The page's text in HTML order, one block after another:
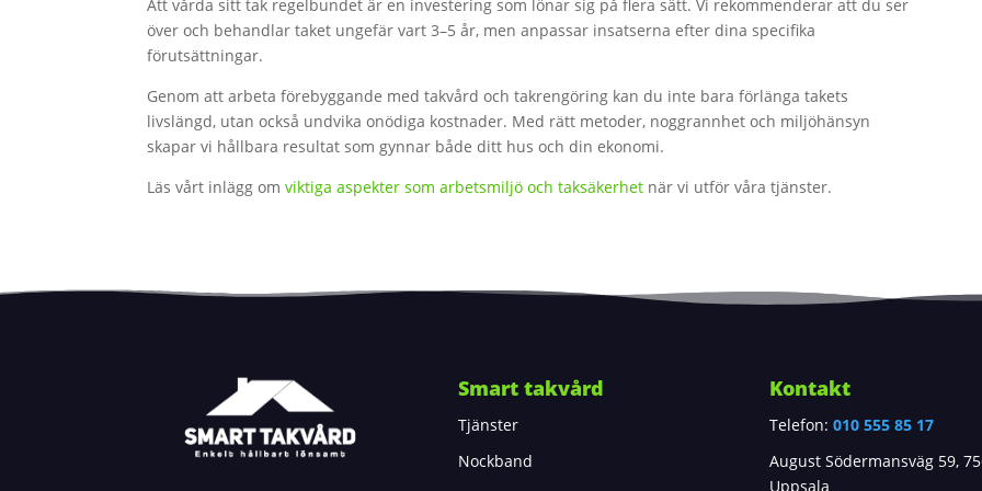
Att vårda sitt tak regelbundet är en investering som lönar sig på flera sätt. Vi rekommenderar att du ser
över och behandlar taket ungefär vart 3–5 år, men anpassar insatserna efter dina specifika
förutsättningar.
Genom att arbeta förebyggande med takvård och takrengöring kan du inte bara förlänga takets
livslängd, utan också undvika onödiga kostnader. Med rätt metoder, noggrannhet och miljöhänsyn
skapar vi hållbara resultat som gynnar både ditt hus och din ekonomi.
Läs vårt inlägg omviktiga aspekter som arbetsmiljö och taksäkerhet när vi utför våra tjänster.
Smart takvård
Tjänster
Nockband
Kontakt
Telefon: 010 555 85 17
August Södermansväg 59,
Uppsala